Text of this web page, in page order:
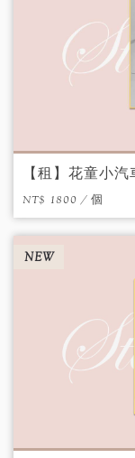
【租】花童小汽
NT$ 1800 / 個
NEW